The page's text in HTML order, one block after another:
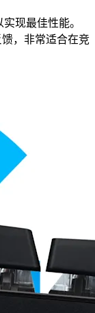
现最佳性能。
，非常适合在竞